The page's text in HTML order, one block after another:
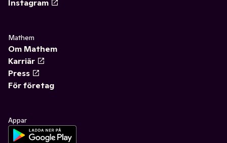
Instagram
Mathem
Om Mathem
Karriär
Press
För företag
Appar